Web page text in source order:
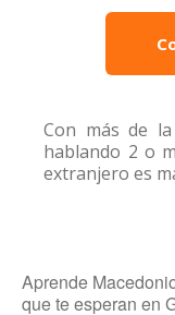
Con más de
hablando 2 o
extranjero es
Aprende
que te esperan en